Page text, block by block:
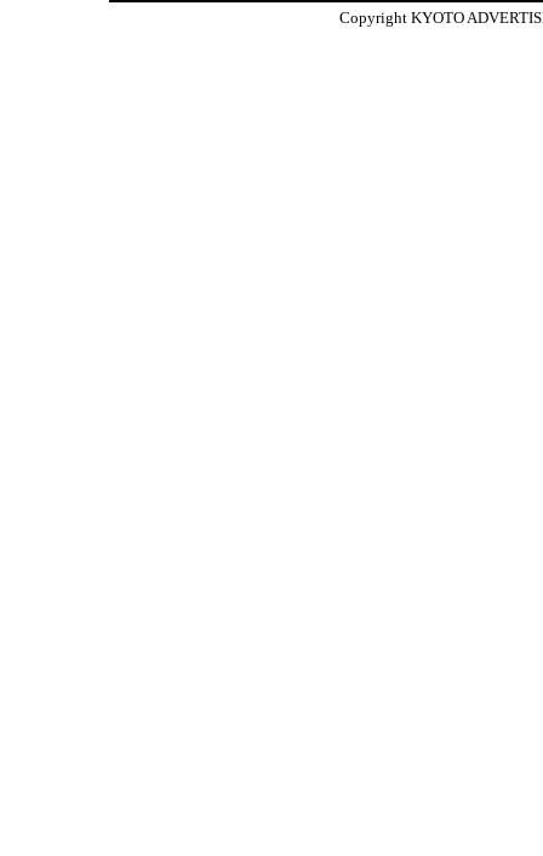
Copyright KYOTO